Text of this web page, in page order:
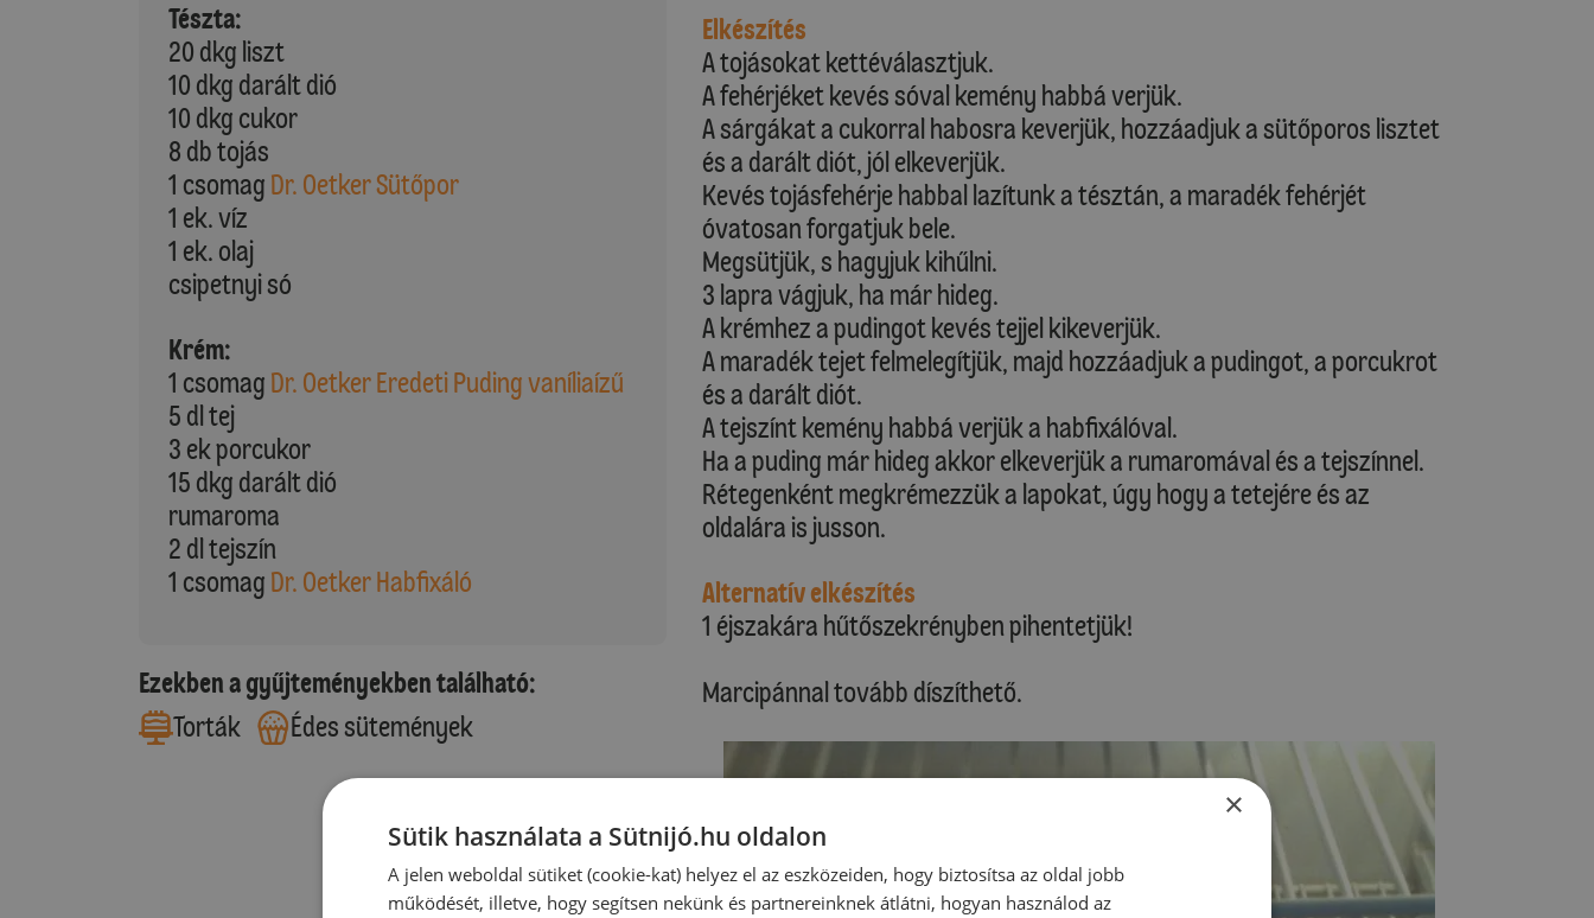
Tészta:
20 dkg liszt
10 dkg darált dió
10 dkg cukor
8 db tojás
1 csomag Dr. Oetker Sütőpor
1 ek. víz
1 ek. olaj
csipetnyi só
Krém:
1 csomag Dr. Oetker Eredeti Puding vaníliaízű
5 dl tej
3 ek porcukor
15 dkg darált dió
rumaroma
2 dl tejszín
1 csomag Dr. Oetker Habfixáló
Ezekben a gyűjteményekben található:
Torták
Édes sütemények
Elkészítés
A tojásokat kettéválasztjuk.
A fehérjéket kevés sóval kemény habbá verjük.
A sárgákat a cukorral habosra keverjük, hozzáadjuk a sütőporos lisztet
és a darált diót, jól elkeverjük.
Kevés tojásfehérje habbal lazítunk a tésztán, a maradék fehérjét
óvatosan forgatjuk bele.
Megsütjük, s hagyjuk kihűlni.
3 lapra vágjuk, ha már hideg.
A krémhez a pudingot kevés tejjel kikeverjük.
A maradék tejet felmelegítjük, majd hozzáadjuk a pudingot, a porcukrot
és a darált diót.
A tejszínt kemény habbá verjük a habfixálóval.
Ha a puding már hideg akkor elkeverjük a rumaromával és a tejszínnel.
Rétegenként megkrémezzük a lapokat, úgy hogy a tetejére és az
oldalára is jusson.
Alternatív elkészítés
1 éjszakára hűtőszekrényben pihentetjük!
Marcipánnal tovább díszíthető.
×
Sütik használata a Sütnijó.hu oldalon
A jelen weboldal sütiket (cookie-kat) helyez el az eszközeiden, hogy biztosítsa az oldal jobb
működését, illetve, hogy segítsen nekünk és partnereinknek átlátni, hogyan használod az